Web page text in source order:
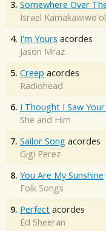
3. Somewhere Over
Israel
4. I'm Yours acordes
Jason Mraz
5. Creep acordes
Radiohead
6. I Thought I Saw
She and Him
7. Sailor Song acordes
Gigi Perez
8. You Are My Sunshine
Folk Songs
9. Perfect acordes
Ed Sheeran